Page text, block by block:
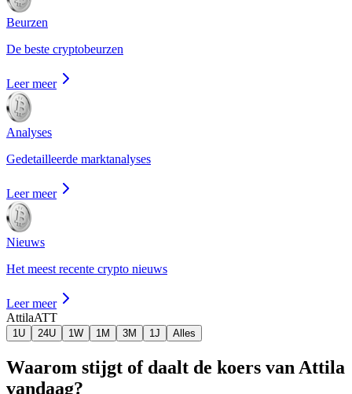
Beurzen
De beste cryptobeurzen
Leer meer
Analyses
Gedetailleerde marktanalyses
Leer meer
Nieuws
Het meest recente crypto nieuws
Leer meer
AttilaATT
1U 24U 1W 1M 3M 1J Alles
Waarom stijgt of daalt de koers van Attila
vandaag?